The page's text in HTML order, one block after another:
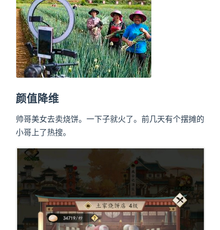
颜值降维
帅哥美女去卖烧饼。一下子就火了。前几天有个摆摊的
小哥上了热搜。